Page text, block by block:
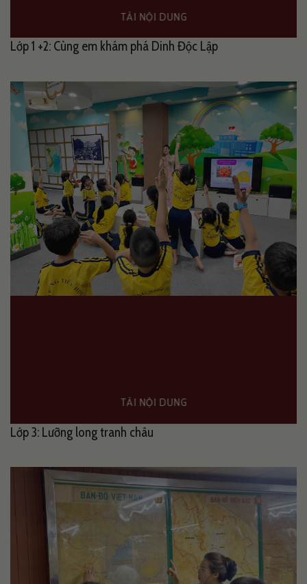
TẢI NỘI DUNG
Lớp 1 +2: Cùng em khám phá Dinh Độc Lập
TẢI NỘI DUNG
Lớp 3: Lưỡng long tranh châu